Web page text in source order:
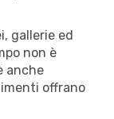
gallerie ed
non è
anche
offrano